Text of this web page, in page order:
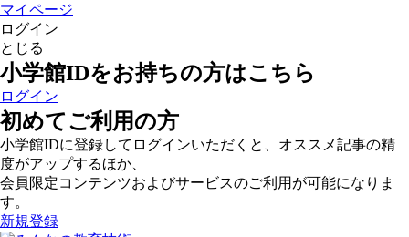
マイページ
ログイン
とじる
小学館IDをお持ちの方はこちら
ログイン
初めてご利用の方
小学館IDに登録してログインいただくと、オススメ記事の精
度がアップするほか、
会員限定コンテンツおよびサービスのご利用が可能になりま
す。
新規登録